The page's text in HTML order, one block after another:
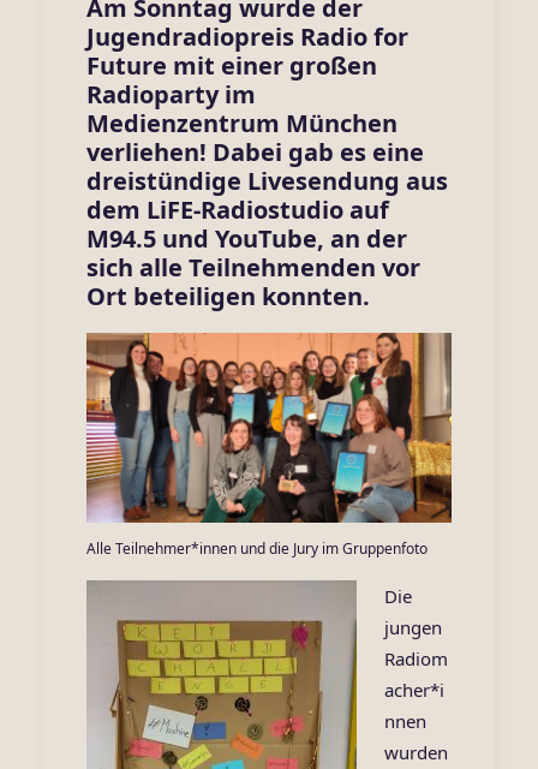
Am Sonntag wurde der
Jugendradiopreis Radio for
Future mit einer großen
Radioparty im
Medienzentrum München
verliehen! Dabei gab es eine
dreistündige Livesendung aus
dem LiFE-Radiostudio auf
M94.5 und YouTube, an der
sich alle Teilnehmenden vor
Ort beteiligen konnten.
Alle Teilnehmer*innen und die Jury im Gruppenfoto
Die
jungen
Radiom
acher*i
nnen
wurden